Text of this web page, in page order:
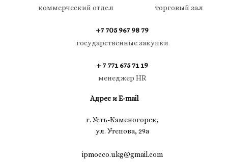
коммерческий отдел торговый зал
+7 705 967 98 79
государственные закупки
+ 7 771 675 71 19
менеджер HR
Адрес и E-mail
г. Усть-Каменогорск,
ул. Утепова, 29а
ipmocco.ukg@gmail.com